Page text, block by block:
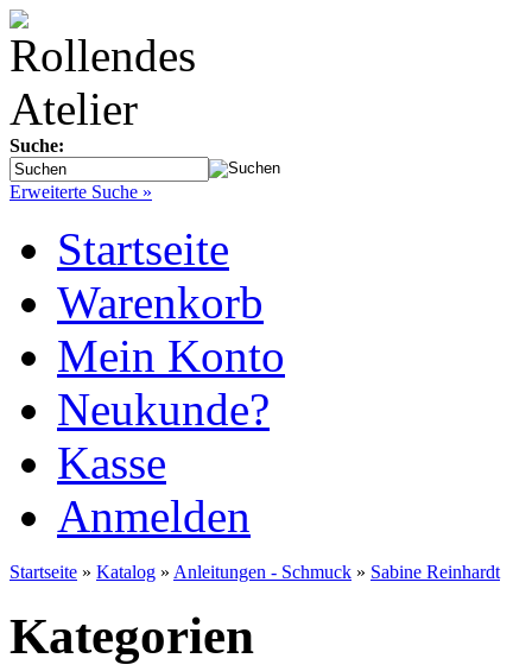
Suche:
Erweiterte Suche »
Startseite
Warenkorb
Mein Konto
Neukunde?
Kasse
Anmelden
Startseite » Katalog » Anleitungen - Schmuck » Sabine Reinhardt
Kategorien